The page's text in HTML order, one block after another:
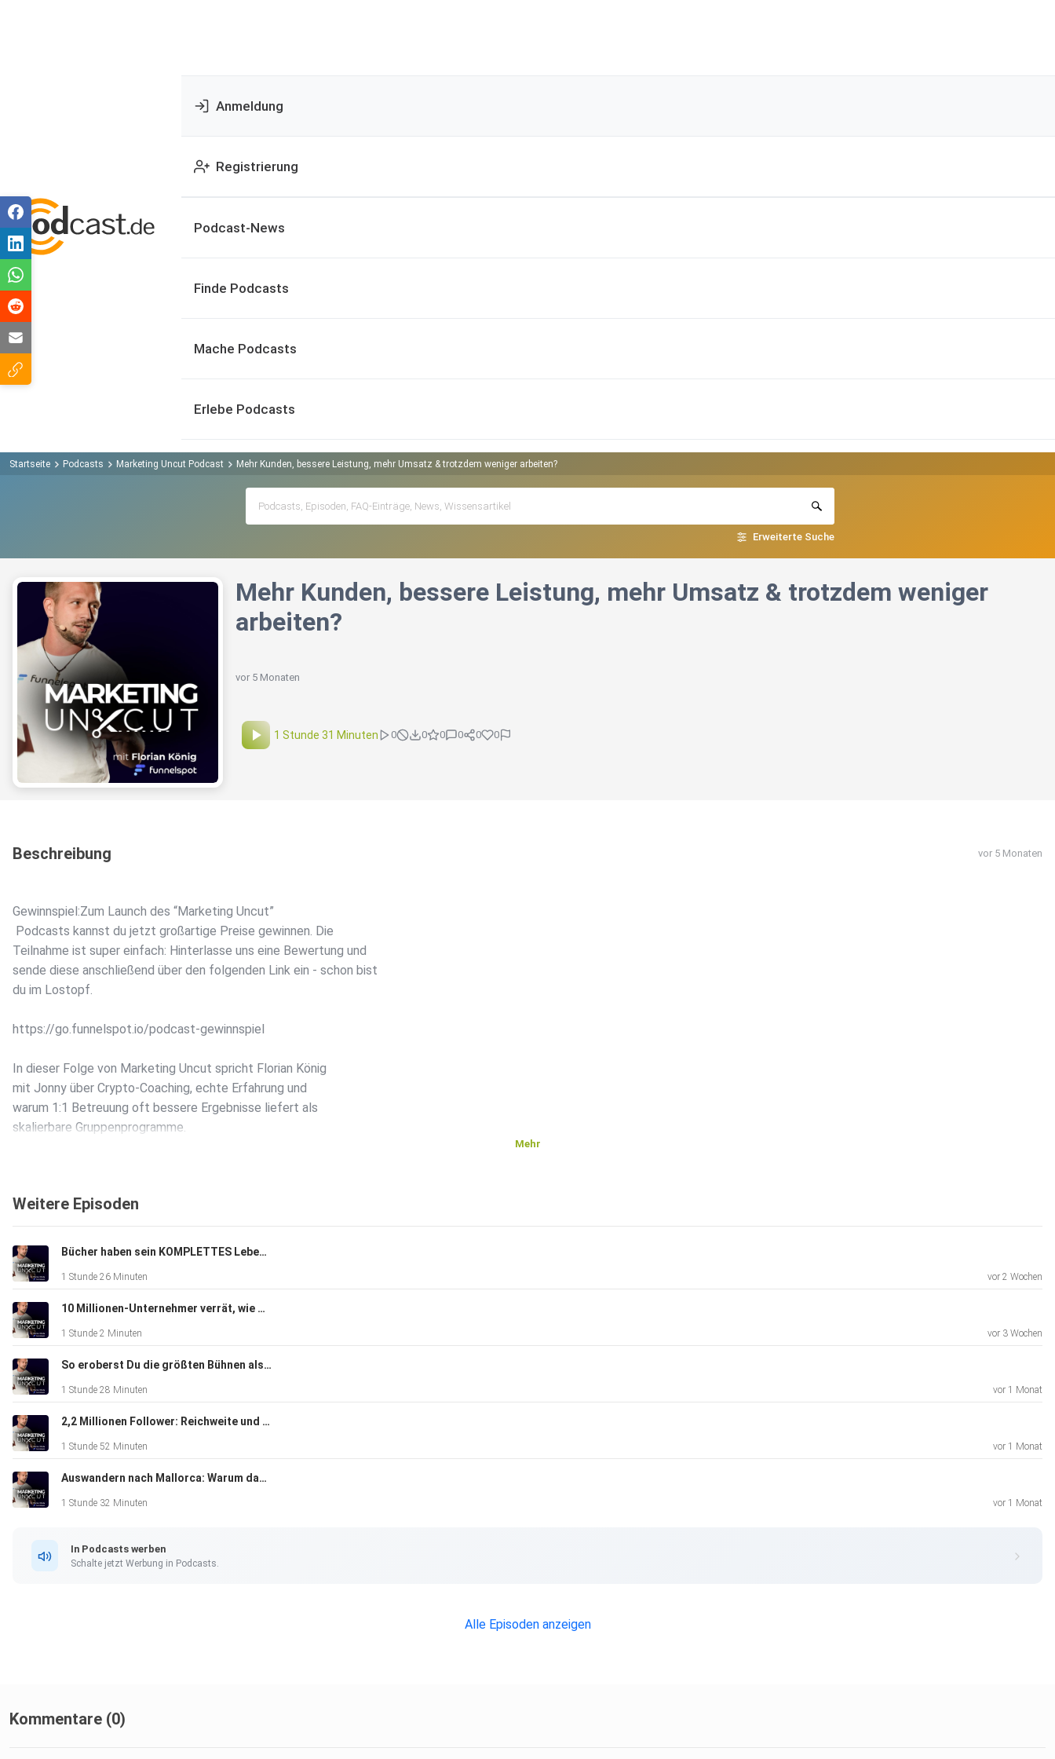
Anmeldung
Registrierung
Podcast-News
Finde Podcasts
Mache Podcasts
Erlebe Podcasts
Startseite Podcasts Marketing Uncut Podcast Mehr Kunden, bessere Leistung, mehr Umsatz & trotzdem weniger arbeiten?
Erweiterte Suche
Mehr Kunden, bessere Leistung, mehr Umsatz & trotzdem weniger
arbeiten?
vor 5 Monaten
1 Stunde 31 Minuten 0 0 0 0 0 0
Beschreibung vor 5 Monaten
Gewinnspiel:Zum Launch des “Marketing Uncut”
Podcasts kannst du jetzt großartige Preise gewinnen. Die
Teilnahme ist super einfach: Hinterlasse uns eine Bewertung und
sende diese anschließend über den folgenden Link ein - schon bist
du im Lostopf.
https://go.funnelspot.io/podcast-gewinnspiel
In dieser Folge von Marketing Uncut spricht Florian König
mit Jonny über Crypto-Coaching, echte Erfahrung und
warum 1:1 Betreuung oft bessere Ergebnisse liefert als
skalierbare Gruppenprogramme.
wie Überinformation Menschen blockiert und warum Fokus
Investieren entscheiden. Außerdem geht es darum, wie man mit
Mitarbeitern skaliert, ohne Qualität zu verlieren, warum
Fehler der beste Lehrer sind und weshalb
Authentizität im Marketing die richtigen Kunden anzieht.
Eine Folge für alle, die weniger konsumieren und endlich ins
Handeln kommen wollen.
Themen u.a.:
1:1 Coaching vs. Gruppenprogramme
Mehr
Weitere Episoden
Bücher haben sein KOMPLETTES Leben verändert! - Mit Tobias Milbrandt
1 Stunde 26 Minuten vor 2 Wochen
10 Millionen-Unternehmer verrät, wie Du die Chancen von AI wirklich für Dich nutzt
1 Stunde 2 Minuten vor 3 Wochen
So eroberst Du die größten Bühnen als Speaker - mit Sascha Müller
1 Stunde 28 Minuten vor 1 Monat
2,2 Millionen Follower: Reichweite und Content-Strategien in 2026 - Mit David Renken (Herr David)
1 Stunde 52 Minuten vor 1 Monat
Auswandern nach Mallorca: Warum das ihre beste Entscheidung war - mit Jessica Göttig
1 Stunde 32 Minuten vor 1 Monat
In Podcasts werben
Schalte jetzt Werbung in Podcasts.
Alle Episoden anzeigen
Kommentare (0)